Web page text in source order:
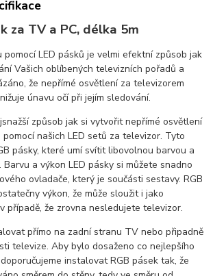
za TV a PC, délka 5m
LED pásků je velmi efektní způsob jak
Vašich oblíbených televizních pořadů a
že nepřímé osvětlení za televizorem
únavu očí při jejím sledování.
způsob jak si vytvořit nepřímé osvětlení
našich LED setů za televizor. Tyto
pásky, které umí svítit libovolnou barvou a
a výkon LED pásky si můžete snadno
ovladače, který je součásti sestavy. RGB
výkon, že může sloužit i jako
případě, že zrovna nesledujete televizor.
přímo na zadní stranu TV nebo připadně
televize. Aby bylo dosaženo co nejlepšího
instalovat RGB pásek tak, že